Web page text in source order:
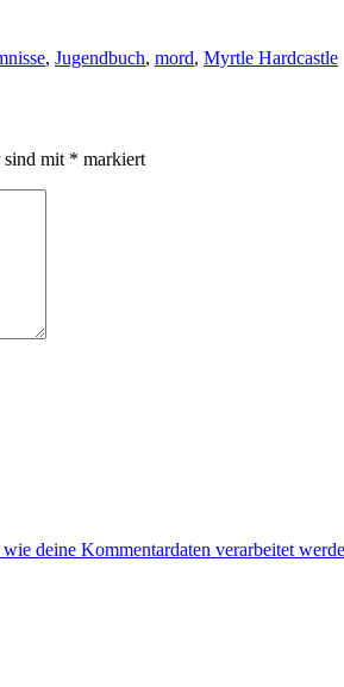
, Jugendbuch, mord, Myrtle Hardcastle
sind mit * markiert
deine Kommentardaten verarbeitet